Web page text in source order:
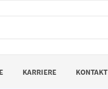
KARRIERE KONTAKT